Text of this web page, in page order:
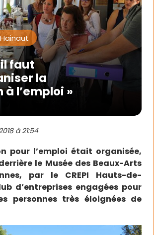
il faut
la
l’emploi »
à 21:54
pour l’emploi était organisée,
le Musée des Beaux-Arts
par le CREPI Hauts-de-
d’entreprises engagées pour
personnes très éloignées de